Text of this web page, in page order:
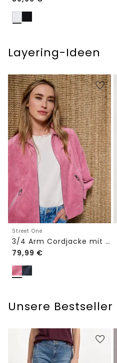
Layering-Ideen
Street One
3/4 Arm Cordjacke mit Hemdkragen
79,99 €
Unsere Bestseller